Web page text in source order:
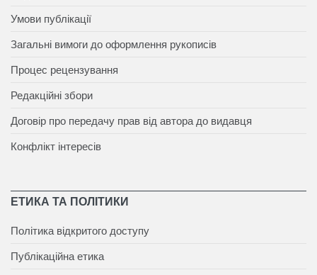
Умови публікації
Загальні вимоги до оформлення рукописів
Процес рецензування
Редакційні збори
Договір про передачу прав від автора до видавця
Конфлікт інтересів
ЕТИКА ТА ПОЛІТИКИ
Політика відкритого доступу
Публікаційна етика